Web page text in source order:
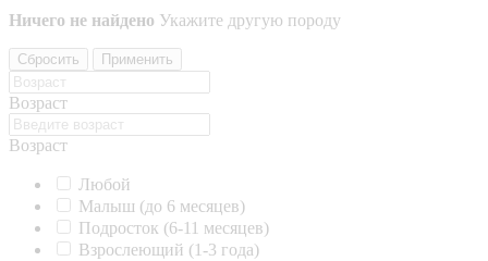
Ничего не найдено Укажите другую породу
Сбросить Применить
Возраст
Возраст
Любой
Малыш (до 6 месяцев)
Подросток (6-11 месяцев)
Взрослеющий (1-3 года)